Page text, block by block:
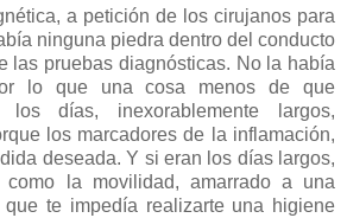
a petición de los cirujanos para
ninguna piedra dentro del conducto
las pruebas diagnósticas. No la había
lo que una cosa menos de que
los días, inexorablemente largos,
los marcadores de la inflamación,
deseada. Y si eran los días largos,
como la movilidad, amarrado a una
te impedía realizarte una higiene